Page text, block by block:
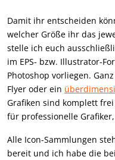
Damit ihr entscheiden
welcher Größe ihr das
stelle ich euch
im EPS- bzw. Illustrator-
Photoshop vorliegen.
Flyer oder ein
Grafiken sind komplett
für professionelle
Alle Icon-Sammlungen
bereit und ich habe die